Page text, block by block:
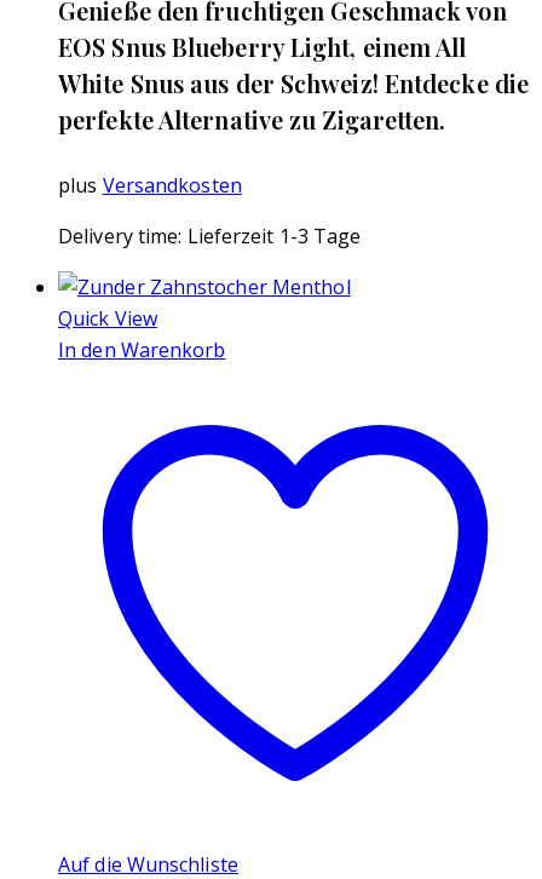
Genieße den fruchtigen Geschmack von
EOS Snus Blueberry Light, einem All
White Snus aus der Schweiz! Entdecke die
perfekte Alternative zu Zigaretten.
plus Versandkosten
Delivery time: Lieferzeit 1-3 Tage
Quick View
In den Warenkorb
Auf die Wunschliste